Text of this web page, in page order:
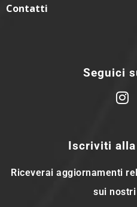
Contatti
Seguici
Iscriviti
Riceverai aggiornamenti
sui